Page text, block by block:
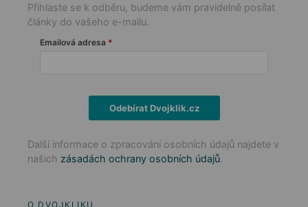
Přihlaste se k odběru, budeme vám pravidelně posílat
články do vašeho e-mailu.
Emailová adresa
Odebírat Dvojklik.cz
Další informace o zpracování osobních údajů najdete v
našich zásadách ochrany osobních údajů.
O DVOJKLIKU